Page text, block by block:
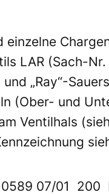
LAR (Sach-
und „Ray“-
(Ober- und
Ventilhals
07/01 200